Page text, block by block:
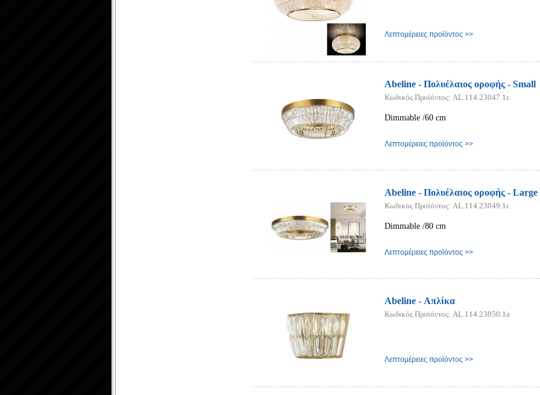
Λεπτομέρειες προϊόντος >>
Abeline - Πολυέλαιος οροφής - Small
Κωδικός Προϊόντος: AL.114.23047.1c
Dimmable /60 cm
Λεπτομέρειες προϊόντος >>
Abeline - Πολυέλαιος οροφής - Large
Κωδικός Προϊόντος: AL.114.23049.1c
Dimmable /80 cm
Λεπτομέρειες προϊόντος >>
Abeline - Απλίκα
Κωδικός Προϊόντος: AL.114.23050.1a
Λεπτομέρειες προϊόντος >>